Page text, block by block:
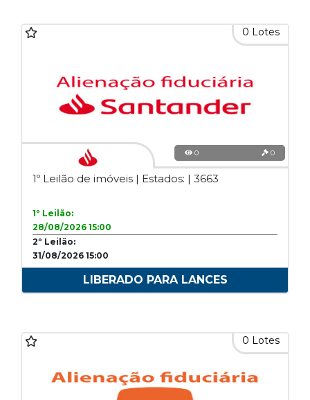
0 Lotes
0 0
1º Leilão de imóveis | Estados: | 3663
1º Leilão:
28/08/2026 15:00
2º Leilão:
31/08/2026 15:00
LIBERADO PARA LANCES
0 Lotes